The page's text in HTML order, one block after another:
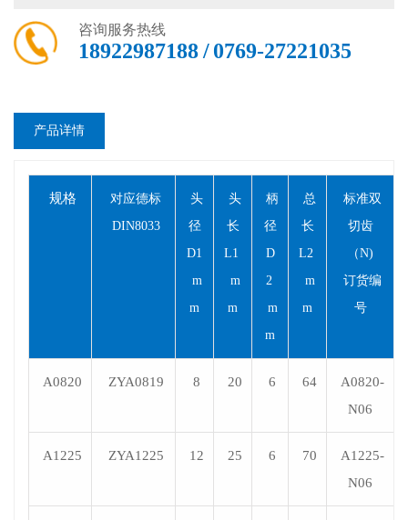
咨询服务热线
18922987188 / 0769-27221035
产品详情
规格
对应德标
DIN8033
头
径
D1
m
m
头
长
L1
m
m
柄
径
D
2
m
m
总
长
L2
m
m
标准双
切齿
（N)
订货编
号
A0820 ZYA0819 8 20 6 64
A0820-
N06
A1225 ZYA1225 12 25 6 70
A1225-
N06